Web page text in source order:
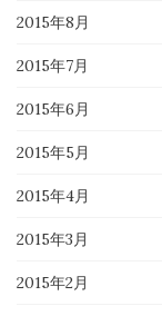
2015年8月
2015年7月
2015年6月
2015年5月
2015年4月
2015年3月
2015年2月